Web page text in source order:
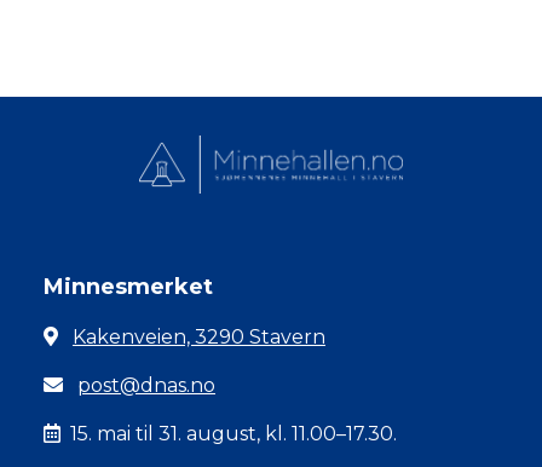
Minnesmerket
Kakenveien, 3290 Stavern
post@dnas.no
15. mai til 31. august, kl. 11.00–17.30.